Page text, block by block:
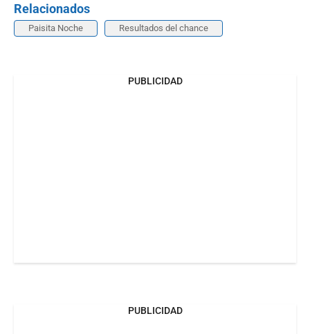
Relacionados
Paisita Noche Resultados del chance
PUBLICIDAD
PUBLICIDAD